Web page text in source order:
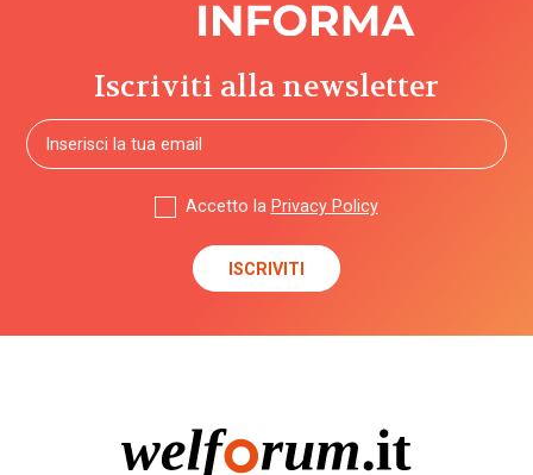
Iscriviti alla newsletter
Accetto la Privacy Policy